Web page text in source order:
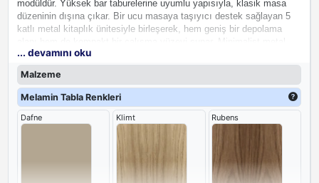
modüldür. Yüksek bar taburelerine uyumlu yapısıyla, klasik masa
düzeninin dışına çıkar. Bir ucu masaya taşıyıcı destek sağlayan 5
katlı metal kitaplık ünitesiyle birleşerek, hem geniş bir depolama
iskeletiyle modern ofislerde fonksiyonel bir bölücü ünite olarak da
konumlandırılabilir.
... devamını oku
Malzeme
Melamin Tabla Renkleri
Dafne Klimt Rubens